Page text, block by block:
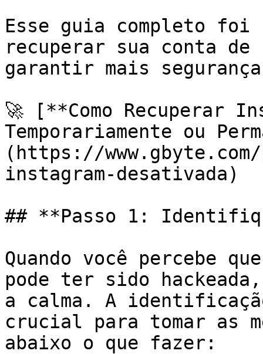
Esse guia completo
recuperar sua conta
garantir mais
🚀 [**Como Recuperar
Temporariamente ou
(https://
instagram-desativada)
## **Passo 1:
Quando você percebe
pode ter sido
a calma. A
crucial para tomar as
abaixo o que fazer: